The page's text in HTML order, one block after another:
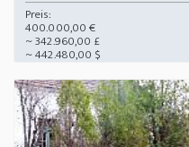
Preis:
400.000,00 €
~ 342.960,00 £
~ 442.480,00 $